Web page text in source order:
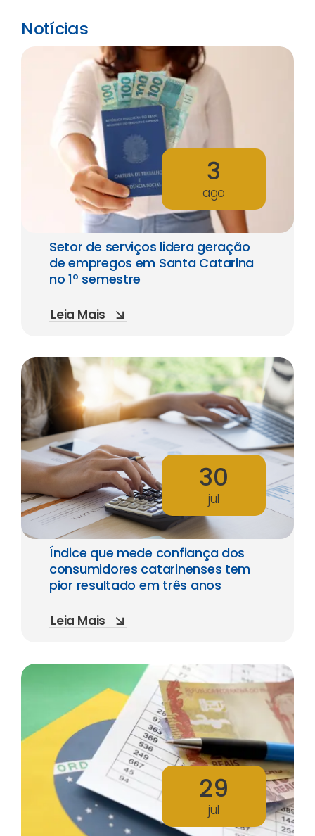
Notícias
3
ago
Setor de serviços lidera geração
de empregos em Santa Catarina
no 1º semestre
Leia Mais
30
jul
Índice que mede confiança dos
consumidores catarinenses tem
pior resultado em três anos
Leia Mais
29
jul